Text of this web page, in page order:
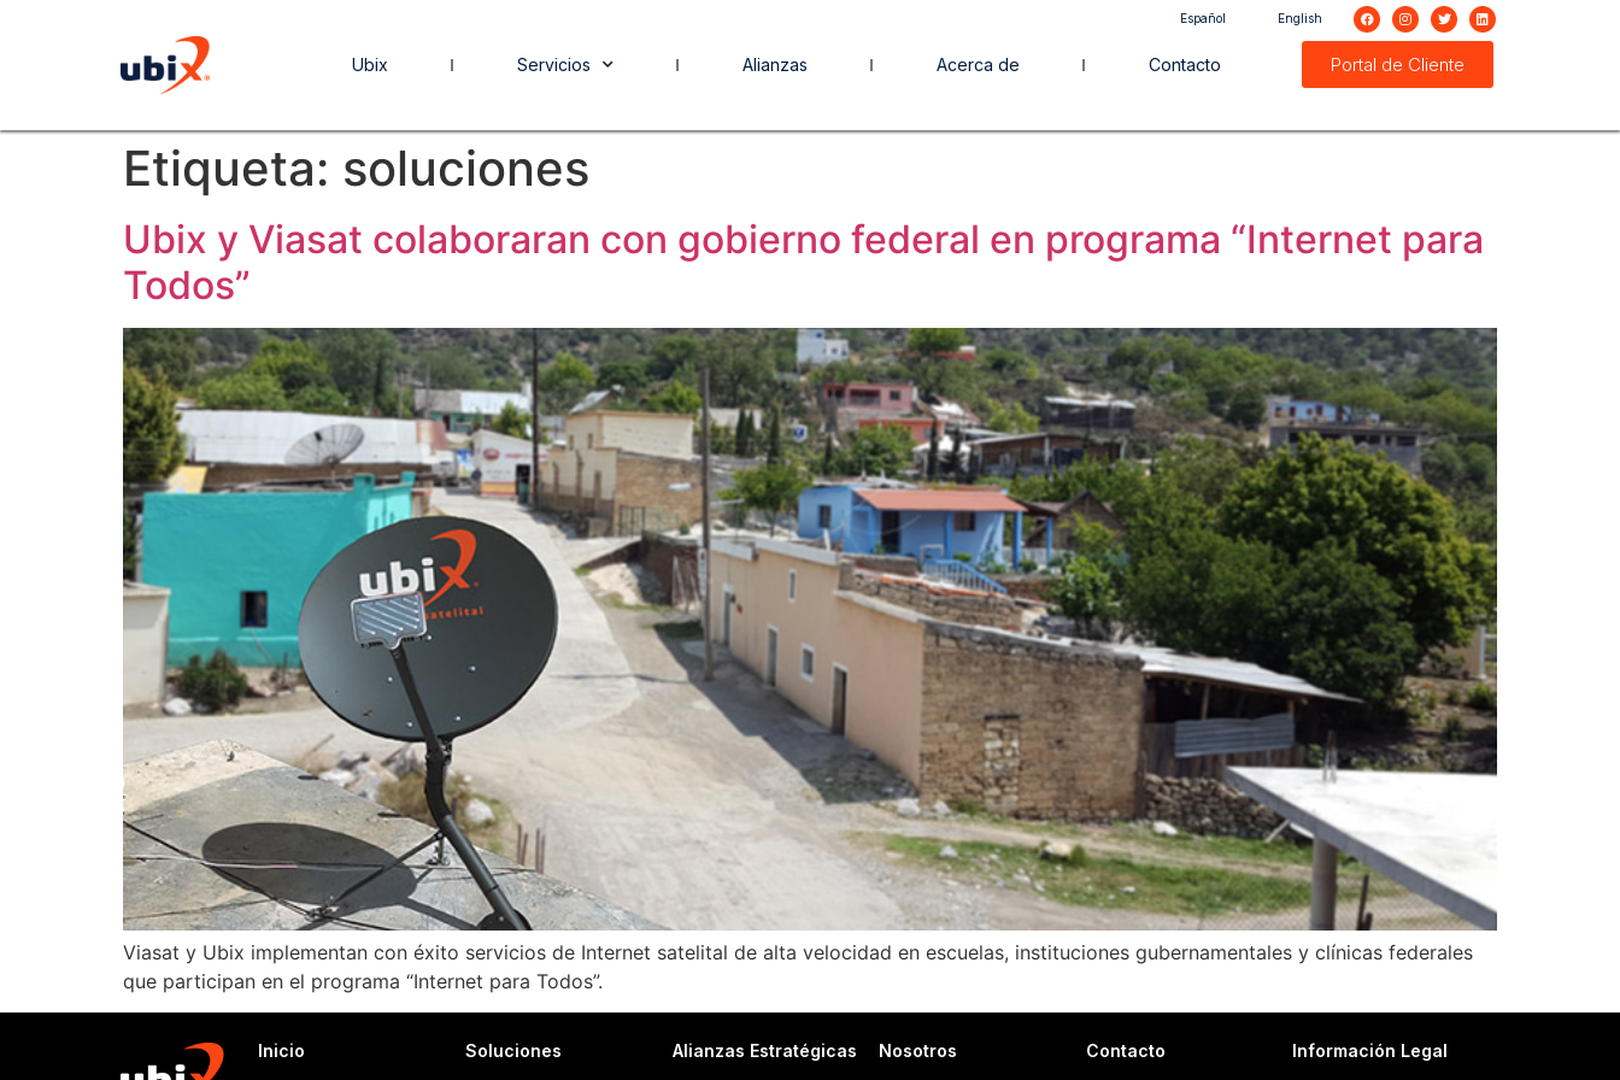
Español English
Ubix Servicios Alianzas Acerca de Contacto Portal de Cliente
Etiqueta: soluciones
Ubix y Viasat colaboraran con gobierno federal en programa “Internet para
Todos”
Viasat y Ubix implementan con éxito servicios de Internet satelital de alta velocidad en escuelas, instituciones gubernamentales y clínicas federales
que participan en el programa “Internet para Todos”.
Inicio Soluciones Alianzas Estratégicas Nosotros Contacto Información Legal